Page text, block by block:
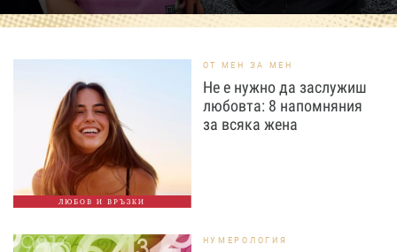
ЛЮБОВ И ВРЪЗКИ
ОТ МЕН ЗА МЕН
Не е нужно да заслужиш
любовта: 8 напомняния
за всяка жена
НУМЕРОЛОГИЯ